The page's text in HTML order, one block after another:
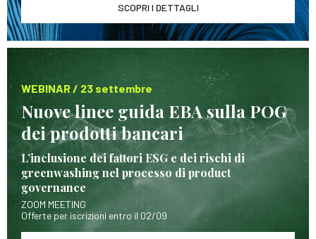
SCOPRI I DETTAGLI
WEBINAR / 23 settembre
Nuove linee guida EBA sulla POG
dei prodotti bancari
L’inclusione dei fattori ESG e dei rischi di
greenwashing nel processo di product
governance
ZOOM MEETING
Offerte per iscrizioni entro il 02/09